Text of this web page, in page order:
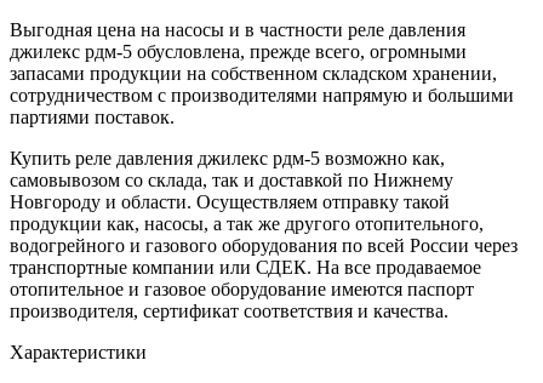
Выгодная цена на насосы и в частности реле давления
джилекс рдм-5 обусловлена, прежде всего, огромными
запасами продукции на собственном складском хранении,
сотрудничеством с производителями напрямую и большими
партиями поставок.
Купить реле давления джилекс рдм-5 возможно как,
самовывозом со склада, так и доставкой по Нижнему
Новгороду и области. Осуществляем отправку такой
продукции как, насосы, а так же другого отопительного,
водогрейного и газового оборудования по всей России через
транспортные компании или СДЕК. На все продаваемое
отопительное и газовое оборудование имеются паспорт
производителя, сертификат соответствия и качества.
Характеристики